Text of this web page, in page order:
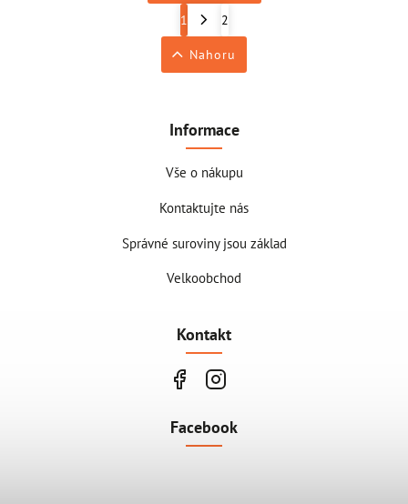
1 2
Nahoru
Informace
Vše o nákupu
Kontaktujte nás
Správné suroviny jsou základ
Velkoobchod
Kontakt
Facebook